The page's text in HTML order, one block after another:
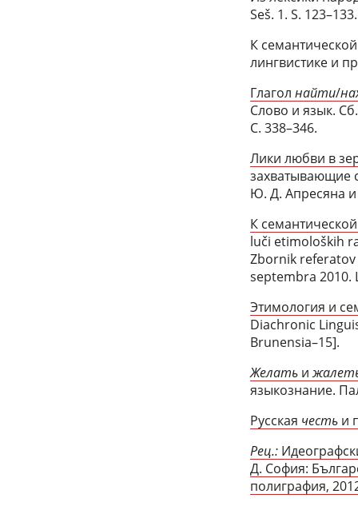
Seš. 1. S. 123–133.
К
лингвистике и
Глаголнайти/
Слово и язык.
С. 338–346.
Лики любви в
захватывающие
Ю. Д. Апресяна и
К
luči etimoloških
Zbornik referatov
septembra 2010.
Этимология и
Diachronic
Brunensia–15].
Желать и
языкознание.
Русская честь и
Рец.:
Д. София:
полиграфия,